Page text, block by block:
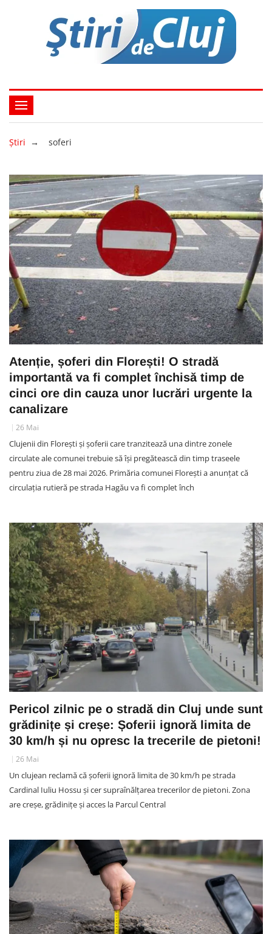
Ştiri → soferi
Atenție, șoferi din Florești! O stradă
importantă va fi complet închisă timp de
cinci ore din cauza unor lucrări urgente la
canalizare
26 Mai
Clujenii din Florești și șoferii care tranzitează una dintre zonele
circulate ale comunei trebuie să își pregătească din timp traseele
pentru ziua de 28 mai 2026. Primăria comunei Florești a anunțat că
circulația rutieră pe strada Hagău va fi complet înch
Pericol zilnic pe o stradă din Cluj unde sunt
grădinițe și creșe: Șoferii ignoră limita de
30 km/h și nu opresc la trecerile de pietoni!
26 Mai
Un clujean reclamă că șoferii ignoră limita de 30 km/h pe strada
Cardinal Iuliu Hossu și cer supraînălțarea trecerilor de pietoni. Zona
are creșe, grădinițe și acces la Parcul Central